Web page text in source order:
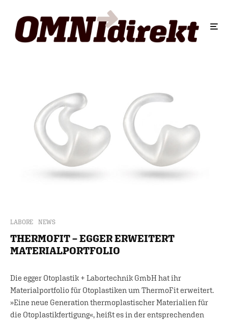
LABORE NEWS
THERMOFIT – EGGER ERWEITERT
MATERIALPORTFOLIO
Die egger Otoplastik + Labortechnik GmbH hat ihr
Materialportfolio für Otoplastiken um ThermoFit erweitert.
»Eine neue Generation thermoplastischer Materialien für
die Otoplastikfertigung«, heißt es in der entsprechenden